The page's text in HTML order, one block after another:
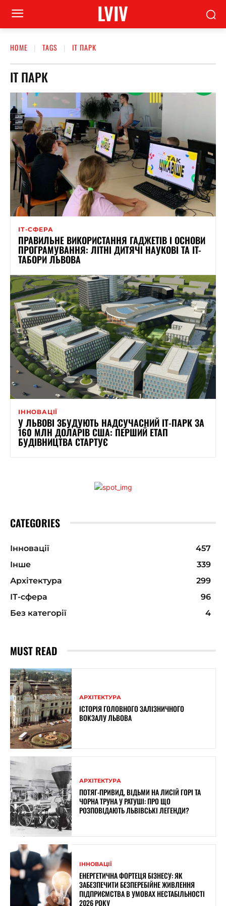
LVIV
HOME TAGS ІТ ПАРК
ІТ ПАРК
ІТ-СФЕРА
ПРАВИЛЬНЕ ВИКОРИСТАННЯ ГАДЖЕТІВ І ОСНОВИ
ПРОГРАМУВАННЯ: ЛІТНІ ДИТЯЧІ НАУКОВІ ТА IT-
ТАБОРИ ЛЬВОВА
ІННОВАЦІЇ
У ЛЬВОВІ ЗБУДУЮТЬ НАДСУЧАСНИЙ ІТ-ПАРК ЗА
160 МЛН ДОЛАРІВ США: ПЕРШИЙ ЕТАП
БУДІВНИЦТВА СТАРТУЄ
CATEGORIES
Інновації
457
Інше
339
Архітектура
299
ІТ-сфера
96
Без категорії
4
MUST READ
АРХІТЕКТУРА
ІСТОРІЯ ГОЛОВНОГО ЗАЛІЗНИЧНОГО
ВОКЗАЛУ ЛЬВОВА
АРХІТЕКТУРА
ПОТЯГ-ПРИВИД, ВІДЬМИ НА ЛИСІЙ ГОРІ ТА
ЧОРНА ТРУНА У РАТУШІ: ПРО ЩО
РОЗПОВІДАЮТЬ ЛЬВІВСЬКІ ЛЕГЕНДИ?
ІННОВАЦІЇ
ЕНЕРГЕТИЧНА ФОРТЕЦЯ БІЗНЕСУ: ЯК
ЗАБЕЗПЕЧИТИ БЕЗПЕРЕБІЙНЕ ЖИВЛЕННЯ
ПІДПРИЄМСТВА В УМОВАХ НЕСТАБІЛЬНОСТІ
2026 РОКУ